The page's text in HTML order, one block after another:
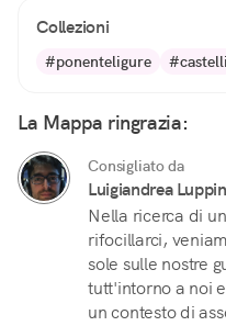
Collezioni
#ponenteligure #castelli
La Mappa ringrazia:
Consigliato da
Luigiandrea
Nella ricerca di
rifocillarci,
sole sulle nostre
tutt'intorno a noi
un contesto di